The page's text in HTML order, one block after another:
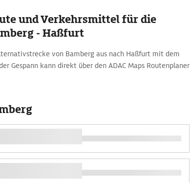
und Verkehrsmittel für die
- Haßfurt
von Bamberg aus nach Haßfurt mit dem
Gespann kann direkt über den ADAC Maps Routenplaner